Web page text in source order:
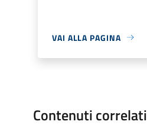
VAI ALLA PAGINA
Contenuti correlati